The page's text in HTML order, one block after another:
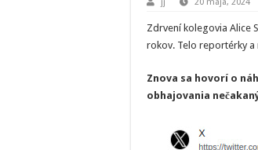
Zdrvení kolegovia Alice
rokov. Telo reportérky a
Znova sa hovorí o
obhajovania